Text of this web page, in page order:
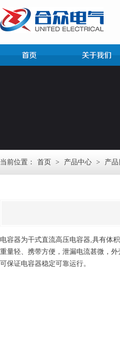
当前位置： 首页 > 产品中心 > 产
电容器为干式直流高压电容器,具有体
重量轻、携带方便，泄漏电流甚微，外
可保证电容器稳定可靠运行。